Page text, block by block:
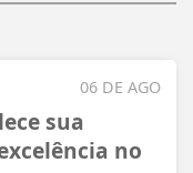
06 DE AGO
sua
no